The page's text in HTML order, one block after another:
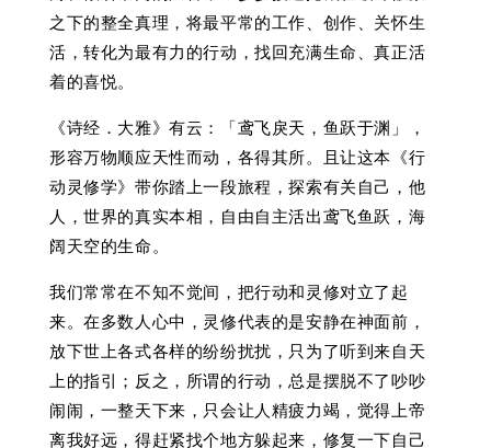
之下的整全真理，将最平常的工作、创作、关怀生
活，转化为最有力的行动，找回充满生命、真正活
着的喜悦。
《诗经．大雅》有云：「鸢飞戾天，鱼跃于渊」，
形容万物顺应天性而动，各得其所。且让这本《行
动灵修学》带你踏上一段旅程，探索有关自己，他
人，世界的真实本相，自由自主活出鸢飞鱼跃，海
阔天空的生命。
我们常常在不知不觉间，把行动和灵修对立了起
来。在多数人心中，灵修代表的是安静在神面前，
放下世上各式各样的纷纷扰扰，只为了听到来自天
上的指引；反之，所谓的行动，总是摆脱不了吵吵
闹闹，一整天下来，只会让人精疲力竭，觉得上帝
离我好远，得赶紧找个地方躲起来，修复一下自己